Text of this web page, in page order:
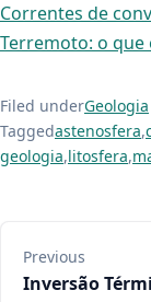
Correntes de
Terremoto: o que
Filed underGeologia
Taggedastenosfera,
geologia,litosfera,
Previous
Inversão